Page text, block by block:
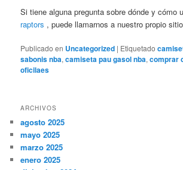
Si tiene alguna pregunta sobre dónde y cómo
raptors , puede llamarnos a nuestro propio
Publicado en Uncategorized | Etiquetado
sabonis nba,camiseta pau gasol nba,comprar
oficilaes
ARCHIVOS
agosto 2025
mayo 2025
marzo 2025
enero 2025